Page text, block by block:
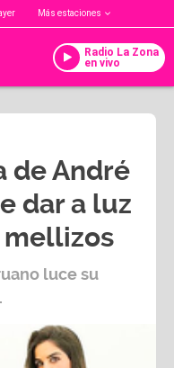
Más estaciones
Radio La Zona
en vivo
de André
dar a luz
mellizos
luce su